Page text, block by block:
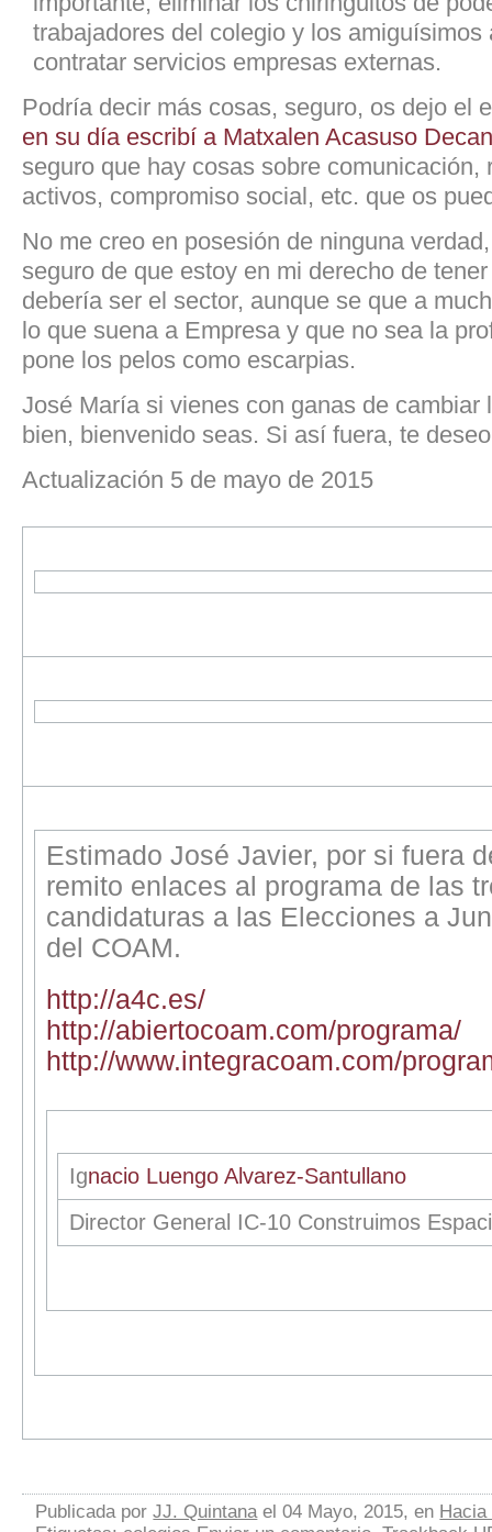
trabajadores del colegio y los amiguísimos
contratar servicios empresas externas.
Podría decir más cosas, seguro, os dejo el
en su día escribí a Matxalen Acasuso
seguro que hay cosas sobre comunicación,
activos, compromiso social, etc. que os
No me creo en posesión de ninguna
seguro de que estoy en mi derecho de
debería ser el sector, aunque se que a
lo que suena a Empresa y que no sea la
pone los pelos como escarpias.
José María si vienes con ganas de cambiar
bien, bienvenido seas. Si así fuera, te
Actualización 5 de mayo de 2015
Estimado José Javier, por si fuera
remito enlaces al programa de las
candidaturas a las Elecciones a
del COAM.
http://a4c.es/
http://abiertocoam.com/programa/
http://www.integracoam.com/
Ignacio Luengo Alvarez-Santullano
Director General IC-10 Construimos
Publicada porJJ. Quintana el 04 Mayo, 2015, en Hacia